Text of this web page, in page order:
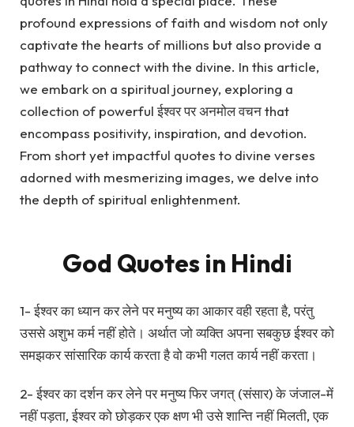
profound expressions of faith and wisdom not only
captivate the hearts of millions but also provide a
pathway to connect with the divine. In this article,
we embark on a spiritual journey, exploring a
collection of powerful ईश्वर पर अनमोल वचन that
encompass positivity, inspiration, and devotion.
From short yet impactful quotes to divine verses
adorned with mesmerizing images, we delve into
the depth of spiritual enlightenment.
God Quotes in Hindi
1- ईश्वर का ध्यान कर लेने पर मनुष्य का आकार वही रहता है, परंतु
उससे अशुभ कर्म नहीं होते। अर्थात जो व्यक्ति अपना सबकुछ ईश्वर को
समझकर सांसारिक कार्य करता है वो कभी गलत कार्य नहीं करता।
2- ईश्वर का दर्शन कर लेने पर मनुष्य फिर जगत् (संसार) के जंजाल-में
नहीं पड़ता, ईश्वर को छोड़कर एक क्षण भी उसे शान्ति नहीं मिलती, एक